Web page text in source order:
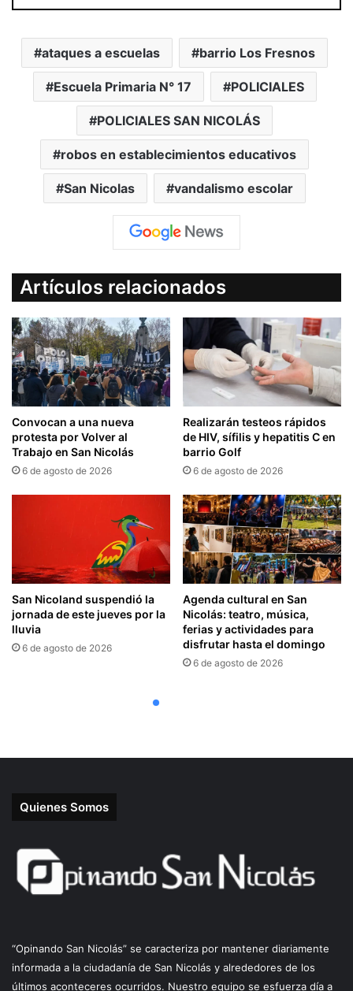
Quienes Somos
“Opinando San Nicolás” se caracteriza por mantener diariamente
informada a la ciudadanía de San Nicolás y alrededores de los
últimos aconteceres ocurridos. Nuestro equipo se esfuerza día a